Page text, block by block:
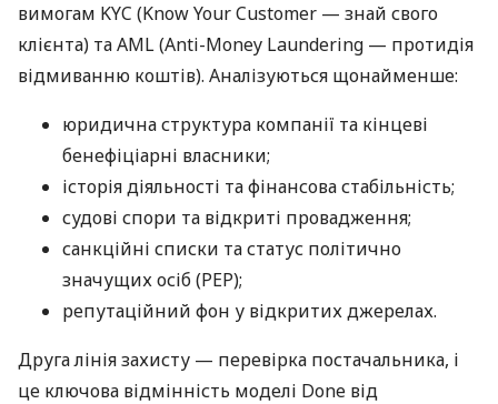
вимогам KYC (Know Your Customer — знай свого
клієнта) та AML (Anti-Money Laundering — протидія
відмиванню коштів). Аналізуються щонайменше:
юридична структура компанії та кінцеві
бенефіціарні власники;
історія діяльності та фінансова стабільність;
судові спори та відкриті провадження;
санкційні списки та статус політично
значущих осіб (PEP);
репутаційний фон у відкритих джерелах.
Друга лінія захисту — перевірка постачальника, і
це ключова відмінність моделі Done від